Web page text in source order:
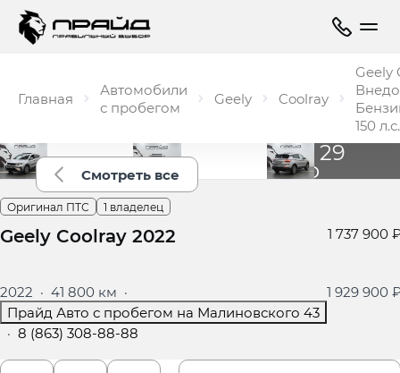
Главная
Автомобили
с пробегом
Geely Coolray
Geely
150
Ещё 29
фото
Смотреть все
Оригинал ПТС 1 владелец
Geely Coolray 2022 1 737 900
2022 · 41 800 км ·
Прайд Авто с пробегом на Малиновского 43
· 8 (863) 308-88-88
1 929 900